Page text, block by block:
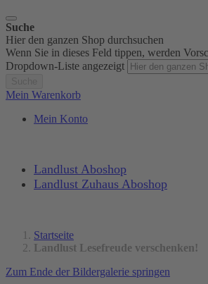
Suche
Hier den ganzen Shop durchsuchen
Wenn Sie in dieses Feld tippen, werden
Dropdown-Liste angezeigt
Mein Warenkorb
Mein Konto
Landlust Aboshop
Landlust Zuhaus Aboshop
Startseite
Landlust Lesefreude verschenken!
Zum Ende der Bildergalerie springen